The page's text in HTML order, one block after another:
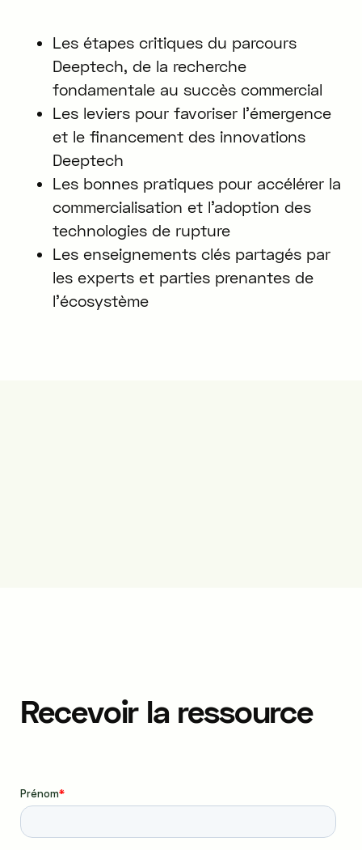
Les étapes critiques du parcours
Deeptech, de la recherche
fondamentale au succès commercial
Les leviers pour favoriser l’émergence
et le financement des innovations
Deeptech
Les bonnes pratiques pour accélérer la
commercialisation et l’adoption des
technologies de rupture
Les enseignements clés partagés par
les experts et parties prenantes de
l’écosystème
Recevoir la ressource